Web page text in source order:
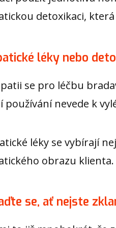
detoxikaci,
léky nebo
se pro léčbu
používání nevede k
léky se vybírají
obrazu klienta.
se, ať nejste